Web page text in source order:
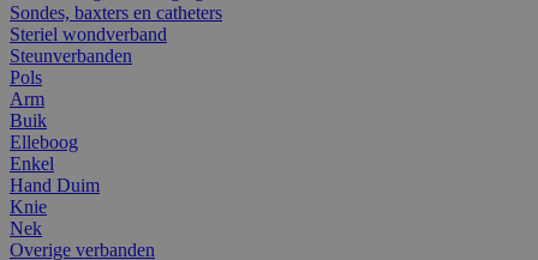
Sondes, baxters en catheters
Steriel wondverband
Steunverbanden
Pols
Arm
Buik
Elleboog
Enkel
Hand Duim
Knie
Nek
Overige verbanden